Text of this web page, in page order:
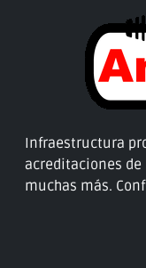
Infraestructura
acreditaciones de
muchas más.